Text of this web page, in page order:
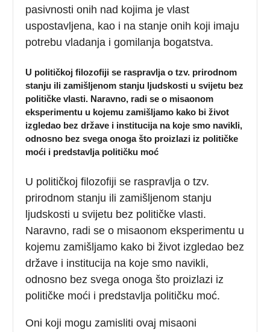
pasivnosti onih nad kojima je vlast
uspostavljena, kao i na stanje onih koji imaju
potrebu vladanja i gomilanja bogatstva.
U političkoj filozofiji se raspravlja o tzv. prirodnom
stanju ili zamišljenom stanju ljudskosti u svijetu bez
političke vlasti. Naravno, radi se o misaonom
eksperimentu u kojemu zamišljamo kako bi život
izgledao bez države i institucija na koje smo navikli,
odnosno bez svega onoga što proizlazi iz političke
moći i predstavlja političku moć
U političkoj filozofiji se raspravlja o tzv.
prirodnom stanju ili zamišljenom stanju
ljudskosti u svijetu bez političke vlasti.
Naravno, radi se o misaonom eksperimentu u
kojemu zamišljamo kako bi život izgledao bez
države i institucija na koje smo navikli,
odnosno bez svega onoga što proizlazi iz
političke moći i predstavlja političku moć.
Oni koji mogu zamisliti ovaj misaoni